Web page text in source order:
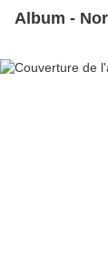
Album -